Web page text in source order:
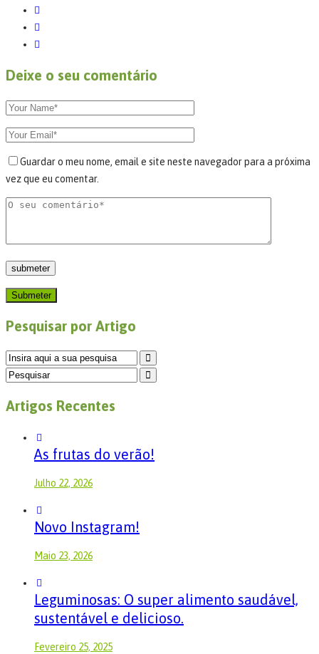
Deixe o seu comentário
Guardar o meu nome, email e site neste navegador para a próxima
vez que eu comentar.
Submeter
Pesquisar por Artigo
Artigos Recentes
As frutas do verão!
Julho 22, 2026
Novo Instagram!
Maio 23, 2026
Leguminosas: O super alimento saudável,
sustentável e delicioso.
Fevereiro 25, 2025